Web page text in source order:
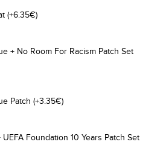
(+6.35€)
+ No Room For Racism Patch Set
Patch (+3.35€)
Foundation 10 Years Patch Set